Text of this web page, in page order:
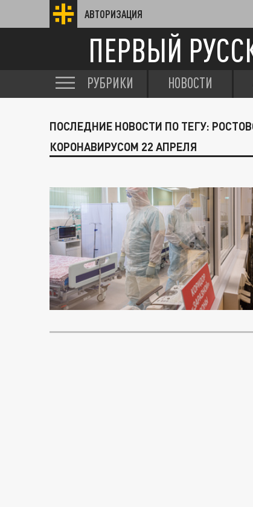
АВТОРИЗАЦИЯ
ПЕРВЫЙ
РУБРИКИ НОВОСТИ
ПОСЛЕДНИЕ НОВОСТИ ПО ТЕГУ:
КОРОНАВИРУСОМ 22 АПРЕЛЯ